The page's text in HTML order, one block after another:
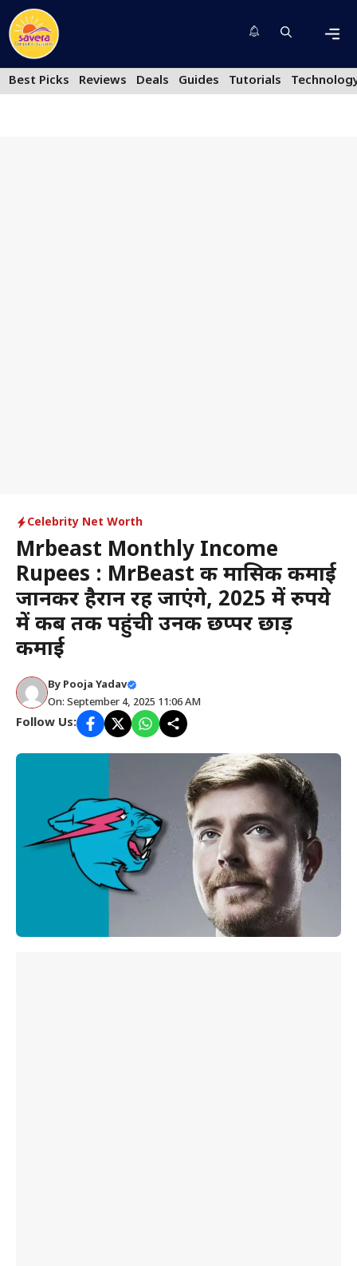
Skip
to
content
Best Picks
Reviews Deals Guides Tutorials
Celebrity Net Worth
Mrbeast Monthly Income
Rupees : MrBeast की मासिक कमाई
जानकर हैरान रह जाएंगे, 2025 में रुपये
में कब तक पहुंची उनकी छप्पर छाड़
कमाई
By Pooja Yadav
On: September 4, 2025 11:06 AM
Follow Us: